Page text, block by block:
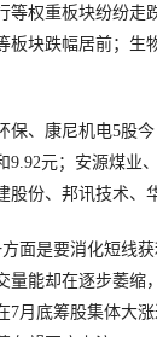
权重板块纷纷走
板块跌幅居前；生
、康尼机电5股今
9.92元；安源煤业
份、邦讯技术、
是要消化短线获
能却在逐步萎缩
月底筹股集体大